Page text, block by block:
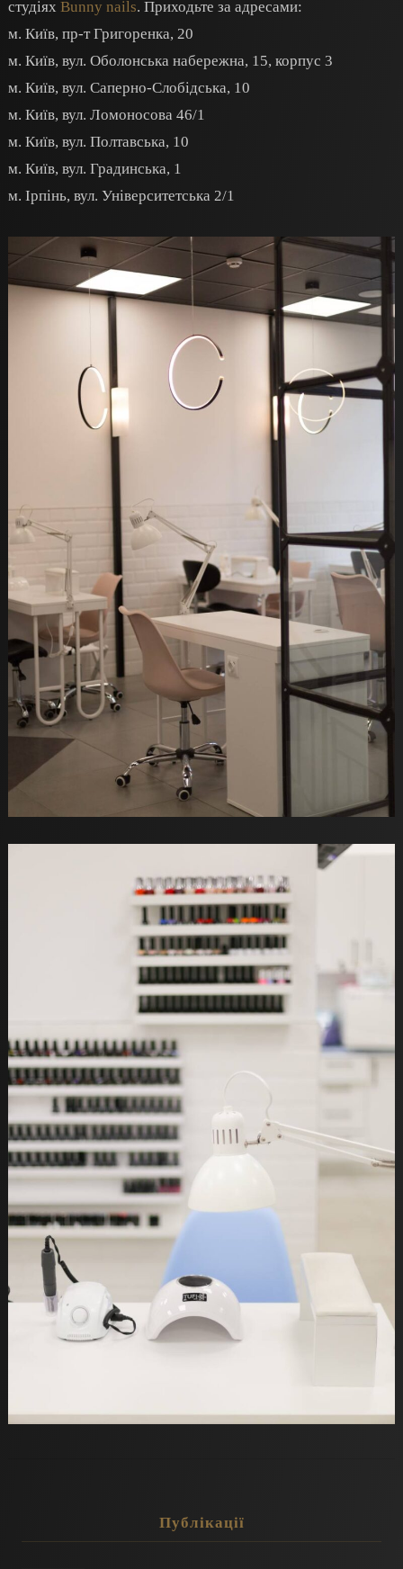
студіях Bunny nails. Приходьте за адресами:
м. Київ, пр-т Григоренка, 20
м. Київ, вул. Оболонська набережна, 15, корпус 3
м. Київ, вул. Саперно-Слобідська, 10
м. Київ, вул. Ломоносова 46/1
м. Київ, вул. Полтавська, 10
м. Київ, вул. Градинська, 1
м. Ірпінь, вул. Університетська 2/1
Публікації